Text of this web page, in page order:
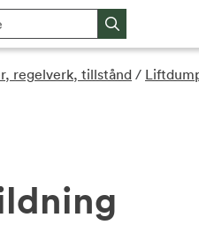
regelverk, tillstånd /